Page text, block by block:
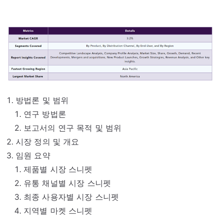
방법론 및 범위
연구 방법론
보고서의 연구 목적 및 범위
시장 정의 및 개요
임원 요약
제품별 시장 스니펫
유통 채널별 시장 스니펫
최종 사용자별 시장 스니펫
지역별 마켓 스니펫